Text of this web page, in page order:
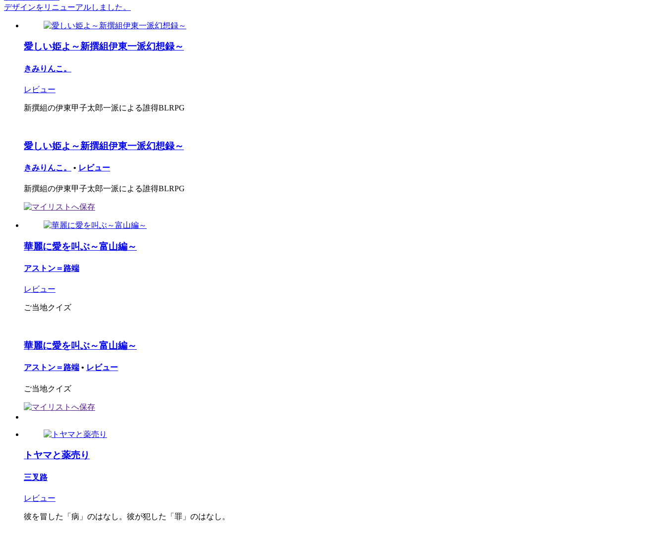
デザインをリニューアルしました。
愛しい姫よ～新撰組伊東一派幻想録～
きみりんこ。
レビュー
新撰組の伊東甲子太郎一派による誰得BLRPG
愛しい姫よ～新撰組伊東一派幻想録～
きみりんこ。 • レビュー
新撰組の伊東甲子太郎一派による誰得BLRPG
華麗に愛を叫ぶ～富山編～
アストン＝路端
レビュー
ご当地クイズ
華麗に愛を叫ぶ～富山編～
アストン＝路端 • レビュー
ご当地クイズ
トヤマと薬売り
三叉路
レビュー
彼を冒した「病」のはなし。彼が犯した「罪」のはなし。